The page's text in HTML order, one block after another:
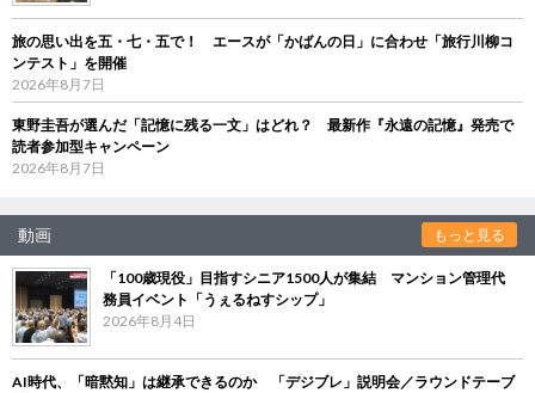
旅の思い出を五・七・五で！ エースが「かばんの日」に合わせ「旅行川柳コ
ンテスト」を開催
2026年8月7日
東野圭吾が選んだ「記憶に残る一文」はどれ？ 最新作『永遠の記憶』発売で
読者参加型キャンペーン
2026年8月7日
動画 もっと見る
「100歳現役」目指すシニア1500人が集結 マンション管理代
務員イベント「うぇるねすシップ」
2026年8月4日
AI時代、「暗黙知」は継承できるのか 「デジブレ」説明会／ラウンドテーブ